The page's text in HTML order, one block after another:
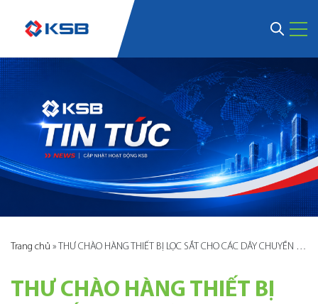
Trang chủ » THƯ CHÀO HÀNG THIẾT BỊ LỌC SẮT CHO CÁC DÂY CHUYỀN MÁY NGHIỀN ĐÁ.
THƯ CHÀO HÀNG THIẾT BỊ